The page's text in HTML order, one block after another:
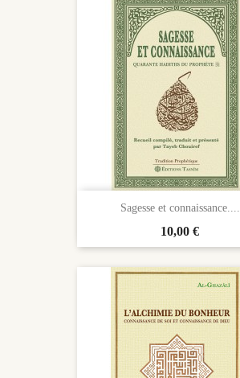
Sagesse et connaissance....
Prix
10,00 €